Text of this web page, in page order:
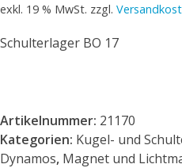
exkl. 19 % MwSt. zzgl.
Schulterlager BO 17
Artikelnummer: 21170
Kategorien: Kugel- und
Dynamos, Magnet und